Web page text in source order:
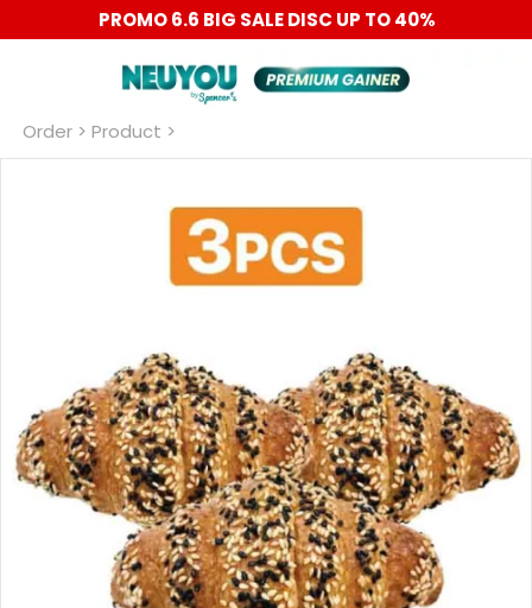
PROMO 6.6 BIG SALE DISC UP TO 40%
Order > Product >